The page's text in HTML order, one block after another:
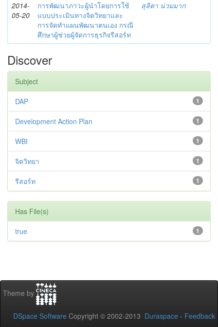
2014-
05-20
การพัฒนาภาวะผู้นำโดยการใช้
แบบประเมินทางจิตวิทยาและ
การจัดทำแผนพัฒนาตนเอง กรณี
ศึกษาผู้ช่วยผู้จัดการธุรกิจรีสอร์ท
สุลิตา น่วมมาก
Discover
Subject
1
DAP
1
Development Action Plan
1
WBI
1
จิตวิทยา
1
รีสอร์ท
Has File(s)
1
true
Theme by
DSpace Software Copyright © 2002-2013 Duraspace - Feedback